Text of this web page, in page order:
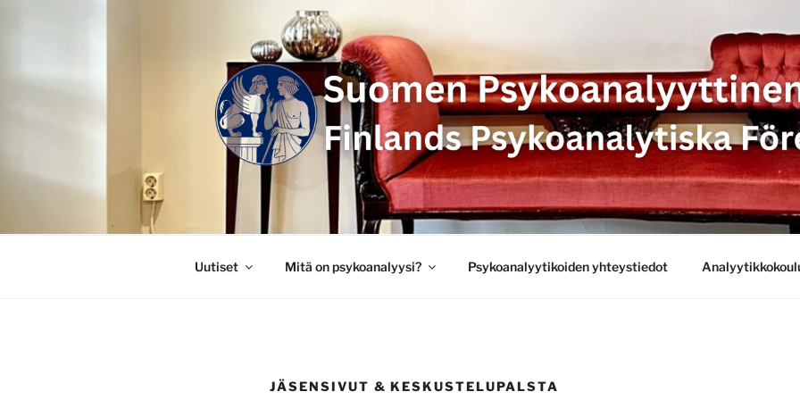
SUOMEN
FINLANDS PSYKOANALYTISKA
Uutiset Mitä on psykoanalyysi? Psykoanalyytikoiden yhteystiedot
JÄSENSIVUT & KESKUSTELUPALSTA